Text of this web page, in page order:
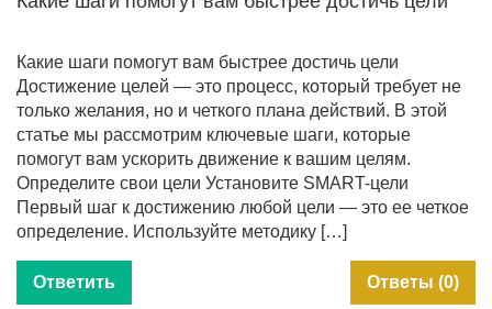
Какие шаги помогут вам быстрее достичь цели
Достижение целей — это процесс, который требует не
только желания, но и четкого плана действий. В этой
статье мы рассмотрим ключевые шаги, которые
помогут вам ускорить движение к вашим целям.
Определите свои цели Установите SMART-цели
Первый шаг к достижению любой цели — это ее четкое
определение. Используйте методику […]
Ответить Ответы (0)